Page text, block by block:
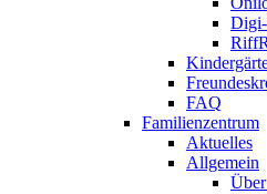
FAQ
Familienzentrum
Aktuelles
Allgemein